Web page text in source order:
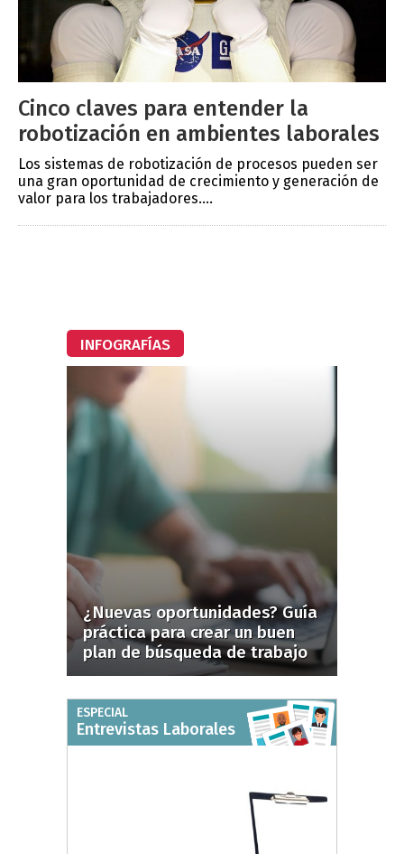
Cinco claves para entender la
robotización en ambientes laborales
Los sistemas de robotización de procesos pueden ser
una gran oportunidad de crecimiento y generación de
valor para los trabajadores....
INFOGRAFÍAS
¿Nuevas oportunidades? Guía
práctica para crear un buen
plan de búsqueda de trabajo
ESPECIAL
Entrevistas Laborales